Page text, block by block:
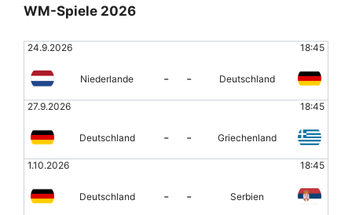
WM-Spiele 2026
24.9.2026 18:45
Niederlande - - Deutschland
27.9.2026 18:45
Deutschland - - Griechenland
1.10.2026 18:45
Deutschland - - Serbien